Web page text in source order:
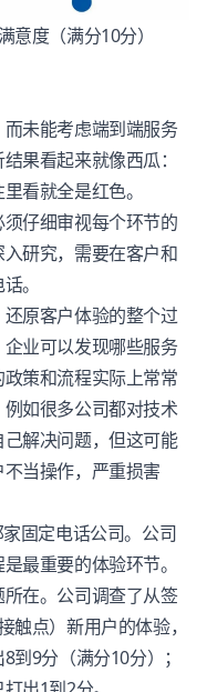
度（满分10分）
未能考虑端到端服务
果看起来就像西瓜：
看就全是红色。
仔细审视每个环节的
研究，需要在客户和
。
原客户体验的整个过
业可以发现哪些服务
策和流程实际上常常
如很多公司都对技术
解决问题，但这可能
当操作，严重损害
固定电话公司。公司
最重要的体验环节。
在。公司调查了从签
触点）新用户的体验，
9分（满分10分）；